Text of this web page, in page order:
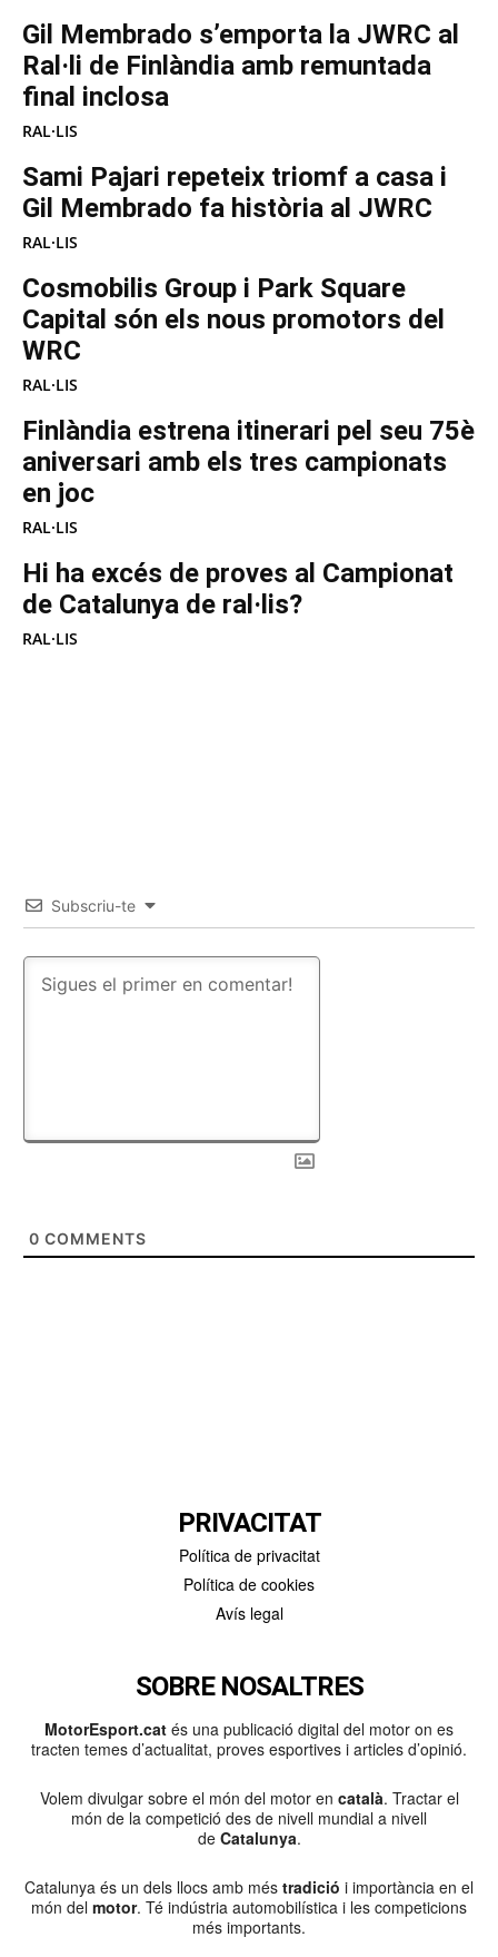
Gil Membrado s’emporta la JWRC al
Ral·li de Finlàndia amb remuntada
final inclosa
RAL·LIS
Sami Pajari repeteix triomf a casa i
Gil Membrado fa història al JWRC
RAL·LIS
Cosmobilis Group i Park Square
Capital són els nous promotors del
WRC
RAL·LIS
Finlàndia estrena itinerari pel seu 75è
aniversari amb els tres campionats
en joc
RAL·LIS
Hi ha excés de proves al Campionat
de Catalunya de ral·lis?
RAL·LIS
Subscriu-te
0 COMMENTS
PRIVACITAT
Política de privacitat
Política de cookies
Avís legal
SOBRE NOSALTRES
MotorEsport.cat és una publicació digital del motor on es
tracten temes d’actualitat, proves esportives i articles d’opinió.
Volem divulgar sobre el món del motor en català. Tractar el
món de la competició des de nivell mundial a nivell
de Catalunya.
Catalunya és un dels llocs amb més tradició i importància en el
món del motor. Té indústria automobilística i les competicions
més importants.